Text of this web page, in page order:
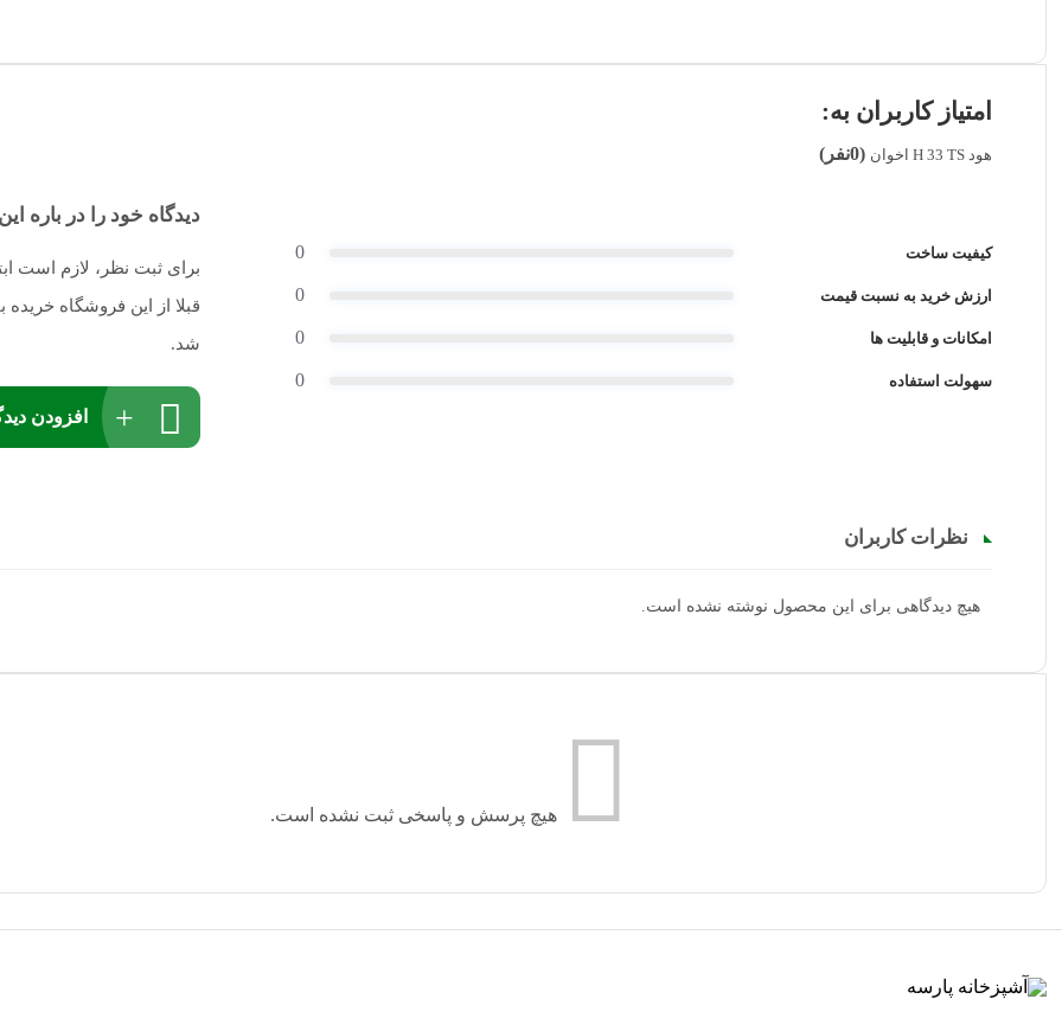
امتیاز کاربران به:
هود H 33 TS اخوان (0نفر)
کیفیت ساخت 0
ارزش خرید به نسبت قیمت 0
امکانات و قابلیت ها 0
سهولت استفاده 0
دیدگاه خود را در باره این
برای ثبت نظر، لازم است
قبلا از این فروشگاه
شد.
افزودن
نظرات کاربران
هیچ دیدگاهی برای این محصول نوشته نشده است.
هیچ پرسش و پاسخی ثبت نشده است.